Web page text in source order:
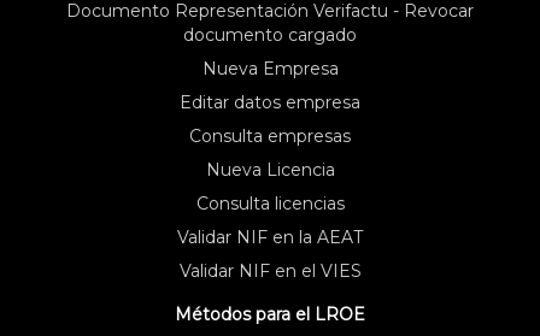
Documento Representación Verifactu - Revocar
documento cargado
Nueva Empresa
Editar datos empresa
Consulta empresas
Nueva Licencia
Consulta licencias
Validar NIF en la AEAT
Validar NIF en el VIES
Métodos para el LROE